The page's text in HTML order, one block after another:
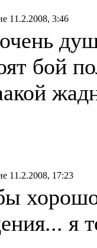
11.2.2008, 3:46
бой
11.2.2008, 17:23
я